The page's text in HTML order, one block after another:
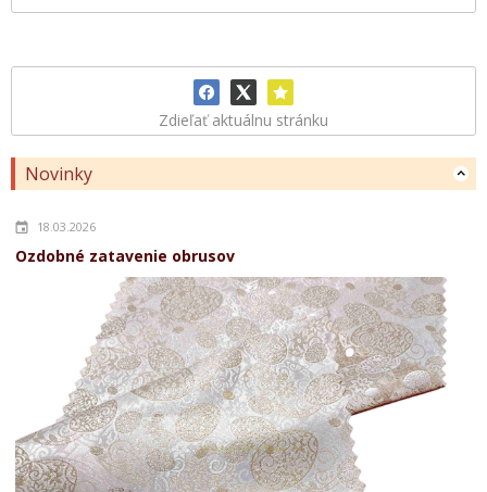
Zdieľať aktuálnu stránku
Novinky
18.03.2026
Ozdobné zatavenie obrusov